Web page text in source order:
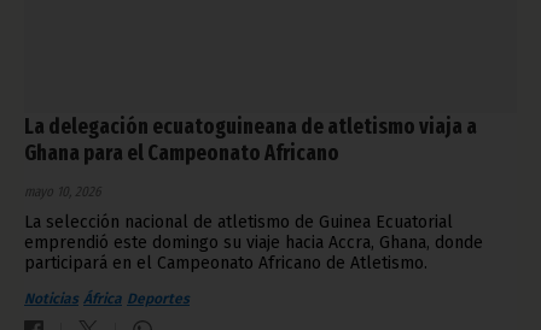
La delegación ecuatoguineana de atletismo viaja a
Ghana para el Campeonato Africano
mayo 10, 2026
La selección nacional de atletismo de Guinea Ecuatorial
emprendió este domingo su viaje hacia Accra, Ghana, donde
participará en el Campeonato Africano de Atletismo.
Noticias África Deportes